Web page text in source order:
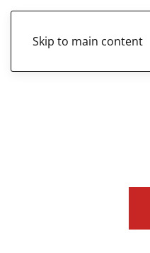
Skip to main content